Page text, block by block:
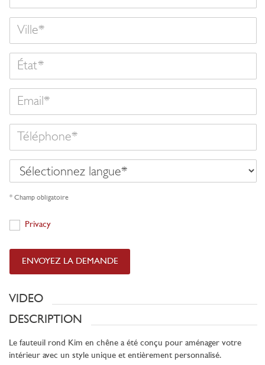
État
Sélectionnez
langue
* Champ obligatoire
Privacy
Privacy
ENVOYEZ LA DEMANDE
VIDEO
DESCRIPTION
Le fauteuil rond Kim en chêne a été conçu pour aménager votre
intérieur avec un style unique et entièrement personnalisé.